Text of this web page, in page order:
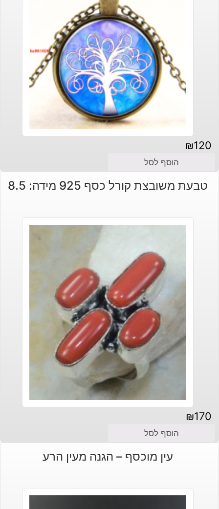
₪120
הוסף לסל
טבעת משובצת קורל כסף 925 מידה: 8.5
₪170
הוסף לסל
עין מוכסף – הגנה מעין הרע